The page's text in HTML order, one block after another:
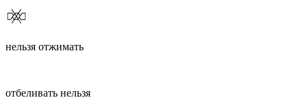
нельзя отжимать
отбеливать нельзя